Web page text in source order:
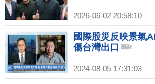
2026-06-02 20:58:10
國際股災反映景氣
傷台灣出口
2024-08-05 17:31:03